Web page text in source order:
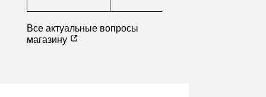
Все актуальные вопросы
магазину